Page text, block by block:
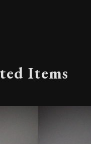
Items